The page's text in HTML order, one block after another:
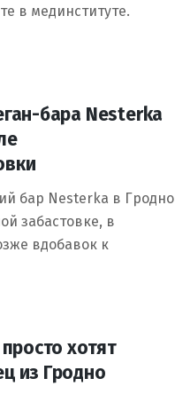
в мединституте.
бара Nesterka
бар Nesterka в Гродно
забастовке, в
вдобавок к
хотят
из Гродно